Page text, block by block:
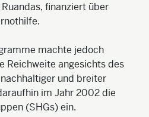
finanziert über
machte jedoch
Reichweite angesichts des
und breiter
im Jahr 2002 die
(SHGs) ein.